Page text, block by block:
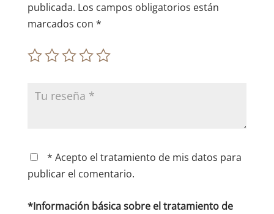
publicada. Los campos obligatorios están
marcados con *
* Acepto el tratamiento de mis datos para
publicar el comentario.
*Información básica sobre el tratamiento de